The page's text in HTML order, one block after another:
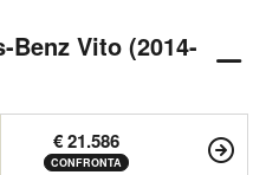
Vito (2014-
€ 21.586
CONFRONTA